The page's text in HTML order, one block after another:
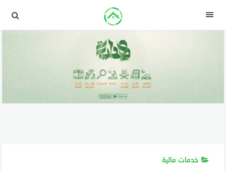
القائمة
خدمات مالية